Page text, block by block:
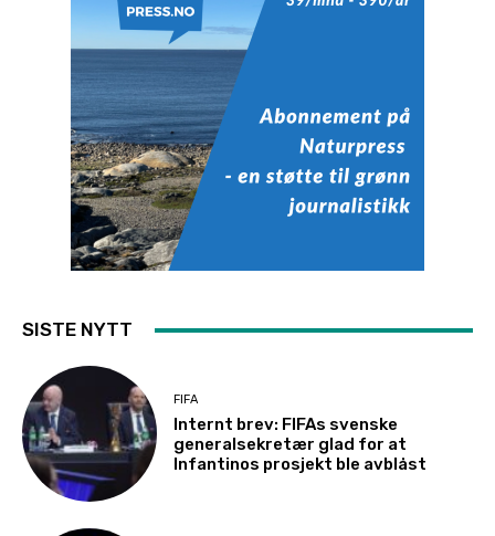
SISTE NYTT
FIFA
Internt brev: FIFAs svenske
generalsekretær glad for at
Infantinos prosjekt ble avblåst